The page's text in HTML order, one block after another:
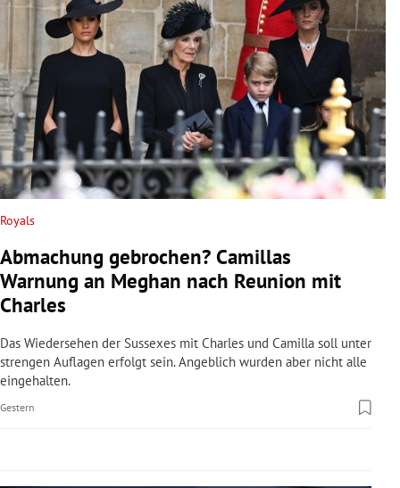
Untermenü
Untermenü
Untermenü
Untermenü
Untermenü
Untermenü
Untermenü
Royals
Abmachung gebrochen? Camillas
Warnung an Meghan nach Reunion mit
Charles
Das Wiedersehen der Sussexes mit Charles und Camilla soll unter
strengen Auflagen erfolgt sein. Angeblich wurden aber nicht alle
eingehalten.
Gestern